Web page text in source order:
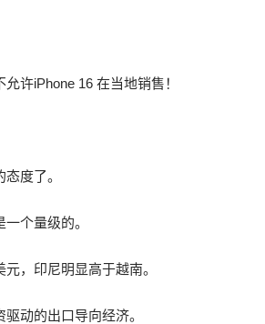
许iPhone 16 在当地销售！
度了。
个量级的。
，印尼明显高于越南。
动的出口导向经济。